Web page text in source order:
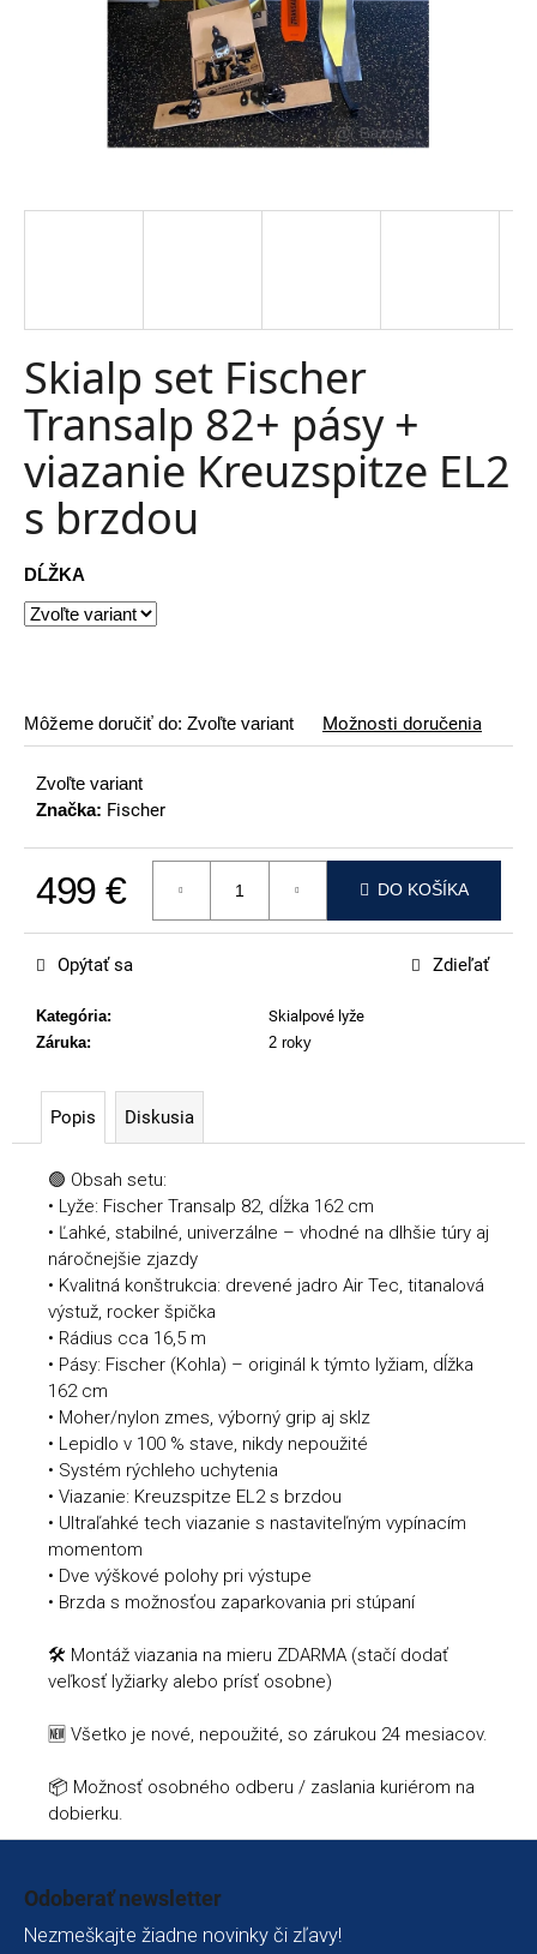
Skialp set Fischer
Transalp 82+ pásy +
viazanie Kreuzspitze EL2
s brzdou
DĹŽKA
Môžeme doručiť do: Zvoľte variant Možnosti doručenia
Zvoľte variant
Značka: Fischer
499 €
Jednotková cena:
DO KOŠÍKA
Kategória:
Skialpové lyže
Záruka: 2 roky
Opýtať sa Zdieľať
Popis Diskusia
🟢 Obsah setu:
• Lyže: Fischer Transalp 82, dĺžka 162 cm
• Ľahké, stabilné, univerzálne – vhodné na dlhšie túry aj
náročnejšie zjazdy
• Kvalitná konštrukcia: drevené jadro Air Tec, titanalová
výstuž, rocker špička
• Rádius cca 16,5 m
• Pásy: Fischer (Kohla) – originál k týmto lyžiam, dĺžka
162 cm
• Moher/nylon zmes, výborný grip aj sklz
• Lepidlo v 100 % stave, nikdy nepoužité
• Systém rýchleho uchytenia
• Viazanie: Kreuzspitze EL2 s brzdou
• Ultraľahké tech viazanie s nastaviteľným vypínacím
momentom
• Dve výškové polohy pri výstupe
• Brzda s možnosťou zaparkovania pri stúpaní
🛠️ Montáž viazania na mieru ZDARMA (stačí dodať
veľkosť lyžiarky alebo prísť osobne)
🆕 Všetko je nové, nepoužité, so zárukou 24 mesiacov.
📦 Možnosť osobného odberu / zaslania kuriérom na
dobierku.
s
HĽADAŤ
O
d
p
o
r
a
m
e
ATOMIC
J2(SPORT
HAUBER
EDITION)
Odoberať newsletter
Nezmeškajte žiadne novinky či zľavy!